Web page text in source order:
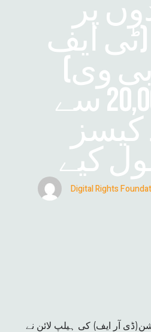
پر
ایف
وی)
کے 20,000 سے
کیسز
کیے
Digital Rights
آر ایف) کی ہیلپ لائن نے